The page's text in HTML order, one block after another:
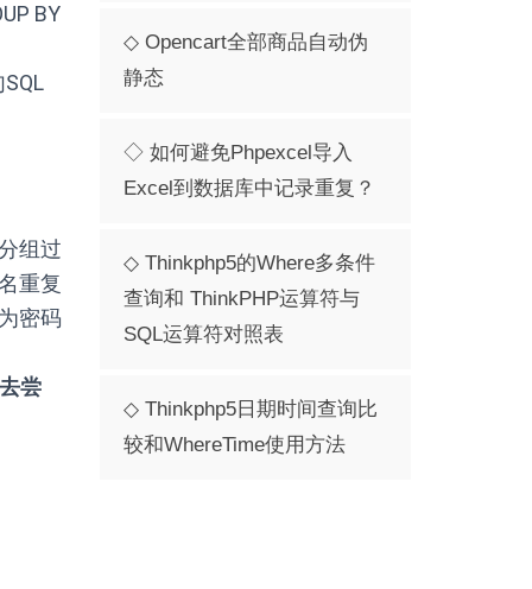
BY
组过
重复
密码
尝
◇ Opencart全部商品自动伪
静态
◇ 如何避免phpexcel导入
Excel到数据库中记录重复？
◇ Thinkphp5的where多条件
查询和 ThinkPHP运算符与
SQL运算符对照表
◇ Thinkphp5日期时间查询比
较和whereTime使用方法